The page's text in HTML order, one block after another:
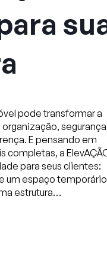
pode transformar a
organização,
E pensando em
completas, a
para seus clientes:
um espaço
estrutura…